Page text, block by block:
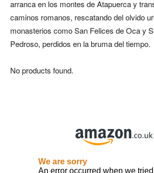
arranca en los montes de Atapuerca y
caminos romanos, rescatando del olvido
monasterios como San Felices de Oca y
Pedroso, perdidos en la bruma del tiempo.
No products found.